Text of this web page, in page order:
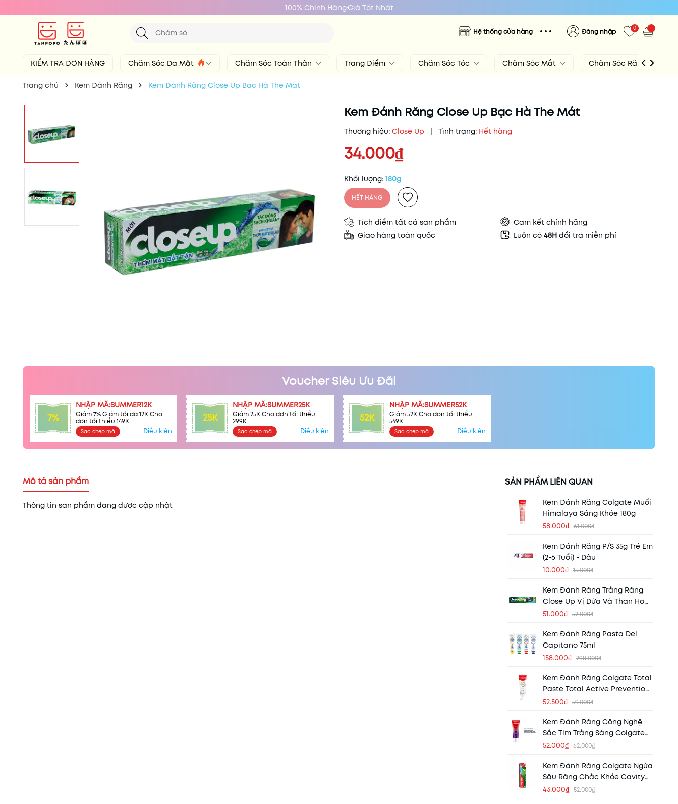
100% Chính HãngGiá Tốt Nhất
Hệ thống cửa hàng Đăng nhập 0
KIỂM TRA ĐƠN HÀNG Chăm Sóc Da Mặt Chăm Sóc Toàn Thân Trang Điểm Chăm Sóc Tóc Chăm Sóc Mắt Chăm Sóc Răng Miệng
Trang chủ Kem Đánh Răng Kem Đánh Răng Close Up Bạc Hà The Mát
Kem Đánh Răng Close Up Bạc Hà The Mát
Thương hiệu: Close Up Tình trạng: Hết hàng
34.000₫
Khối lượng: 180g
HẾT HÀNG
Tích điểm tất cả sản phẩm
Cam kết chính hãng
Giao hàng toàn quốc
Luôn có 48H đổi trả miễn phí
Voucher Siêu Ưu Đãi
7%
NHẬP MÃ:SUMMER12K
Giảm 7% Giảm tối đa 12K Cho
đơn tối thiểu 149K
Sao chép mã Điều kiện
25K
NHẬP MÃ:SUMMER25K
Giảm 25K Cho đơn tối thiểu
299K
Sao chép mã Điều kiện
52K
NHẬP MÃ:SUMMER52K
Giảm 52K Cho đơn tối thiểu
549K
Sao chép mã Điều kiện
Điều kiện:
Mô tả sản phẩm
Thông tin sản phẩm đang được cập nhật
SẢN PHẨM LIÊN QUAN
Kem Đánh Răng Colgate Muối
Himalaya Sáng Khỏe 180g
58.000₫ 61.000₫
Kem Đánh Răng P/S 35g Trẻ Em
(2-6 Tuổi) - Dâu
10.000₫ 15.000₫
Kem Đánh Răng Trắng Răng
Close Up Vị Dừa Và Than Hoạt
Tính Detox 230g
51.000₫ 52.000₫
Kem Đánh Răng Pasta Del
Capitano 75ml
158.000₫ 298.000₫
Kem Đánh Răng Colgate Total
Paste Total Active Prevention
150g
52.500₫ 59.000₫
Kem Đánh Răng Công Nghệ
Sắc Tím Trắng Sáng Colgate
Optic White Purple
52.000₫ 62.000₫
Kem Đánh Răng Colgate Ngừa
Sâu Răng Chắc Khỏe Cavity
Protection 225g (Tặng Kèm Bàn
43.000₫ 52.000₫